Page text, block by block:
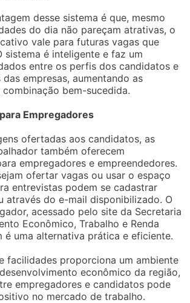
desse sistema é que, mesmo
do dia não pareçam atrativas, o
vale para futuras vagas que
sistema é inteligente e faz um
entre os perfis dos candidatos e
das empresas, aumentando as
combinação bem-sucedida.
Empregadores
ofertadas aos candidatos, as
também oferecem
empregadores e empreendedores.
ofertar vagas ou usar o espaço
entrevistas podem se cadastrar
através do e-mail disponibilizado. O
acessado pelo site da Secretaria
Econômico, Trabalho e Renda
é uma alternativa prática e eficiente.
facilidades proporciona um ambiente
econômico da região,
empregadores e candidatos pode
no mercado de trabalho.